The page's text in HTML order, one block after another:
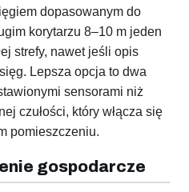
dopasowanym do
korytarzu 8–10 m jeden
strefy, nawet jeśli opis
Lepsza opcja to dwa
sensorami niż
czułości, który włącza się
pomieszczeniu.
gospodarcze